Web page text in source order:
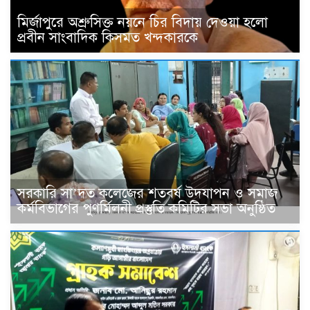
মির্জাপুরে অশ্রুসিক্ত নয়নে চির বিদায় দেওয়া হলো
প্রবীন সাংবাদিক কিসমত খন্দকারকে
সরকারি সা’দত কলেজের শতবর্ষ উদযাপন ও সমাজ
কর্মবিভাগের পুণর্মিলনী প্রস্তুতি কমিটির সভা অনুষ্ঠিত